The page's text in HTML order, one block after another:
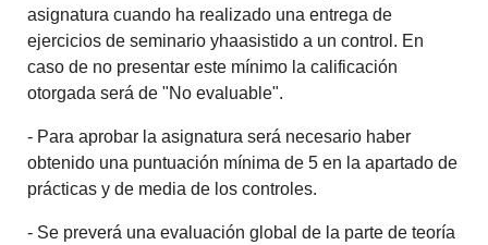
asignatura cuando ha realizado una entrega de
ejercicios de seminario yhaasistido a un control. En
caso de no presentar este mínimo la calificación
otorgada será de "No evaluable".
- Para aprobar la asignatura será necesario haber
obtenido una puntuación mínima de 5 en la apartado de
prácticas y de media de los controles.
- Se preverá una evaluación global de la parte de teoría